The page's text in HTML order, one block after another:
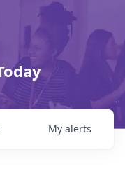
My alerts